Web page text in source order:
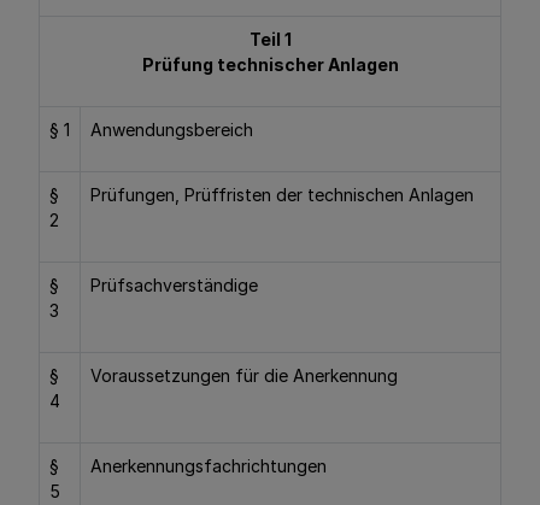
Teil 1
Prüfung technischer Anlagen
§ 1 Anwendungsbereich
§
2
Prüfungen, Prüffristen der technischen Anlagen
§
3
Prüfsachverständige
§
4
Voraussetzungen für die Anerkennung
§
5
Anerkennungsfachrichtungen